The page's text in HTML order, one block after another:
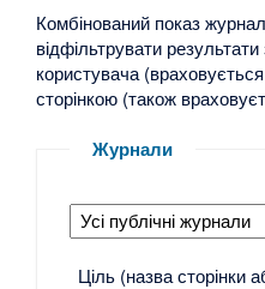
Комбінований показ
відфільтрувати
користувача
сторінкою (також
Журнали
Ціль (назва сторінки